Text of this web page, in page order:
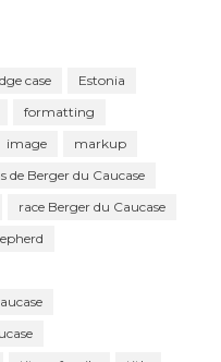
case
Estonia
formatting
image
markup
de Berger du Caucase
race Berger du Caucase